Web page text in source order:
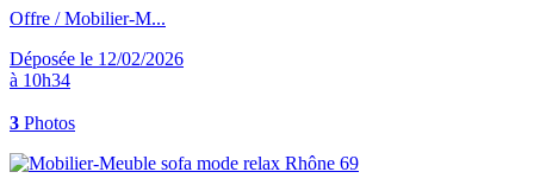
Offre / Mobilier-M...
Déposée le 12/02/2026
à 10h34
3 Photos